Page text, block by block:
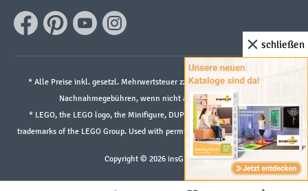
* Alle Preise inkl. gesetzl. Mehrwertsteuer zzgl.Versandkostenund ggf.
Nachnahmegebühren, wenn nicht anders angegeben.
* LEGO, the LEGO logo, the Minifigure, DUPLO, and the SPIKE logo are
trademarks of the LEGO Group. Used with permission. ©2026 The LEGO Group
Copyright © 2026 insGraf.de
schließen